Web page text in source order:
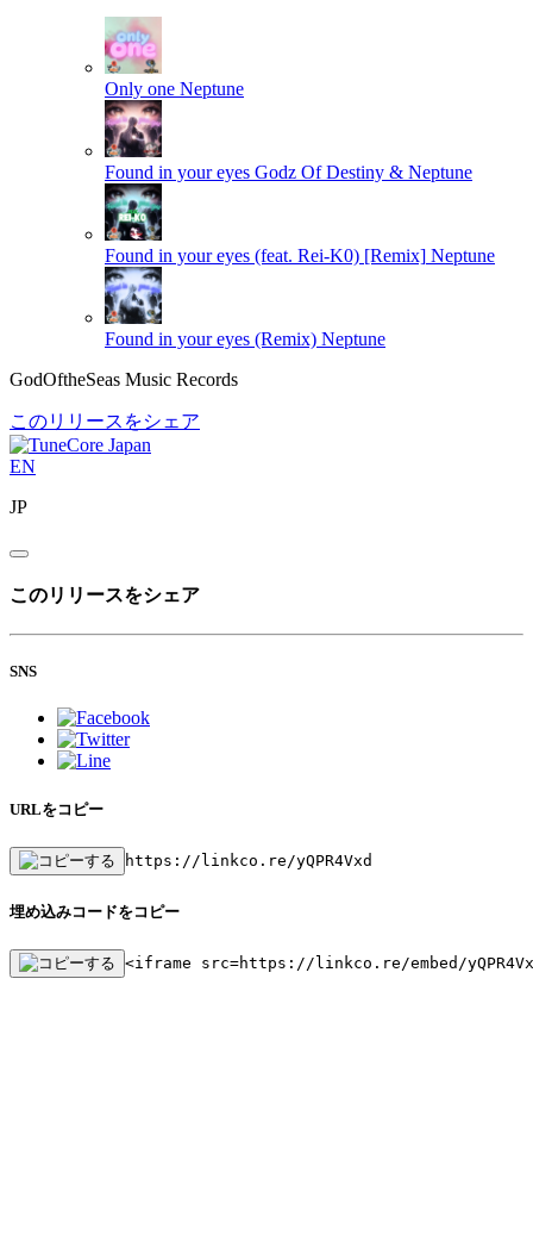
Only one Neptune
Found in your eyes Godz Of Destiny & Neptune
Found in your eyes (feat. Rei-K0) [Remix] Neptune
Found in your eyes (Remix) Neptune
GodOftheSeas Music Records
このリリースをシェア
EN
JP
このリリースをシェア
SNS
URLをコピー
https://linkco.re/yQPR4Vxd
埋め込みコードをコピー
<iframe src=https://linkco.re/embed/